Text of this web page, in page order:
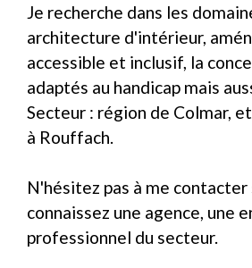
Je recherche dans les
architecture d'intérieur,
accessible et inclusif, la
adaptés au handicap mais
Secteur : région de Colmar,
à Rouffach.
N'hésitez pas à me contacter
connaissez une agence, une
professionnel du secteur.